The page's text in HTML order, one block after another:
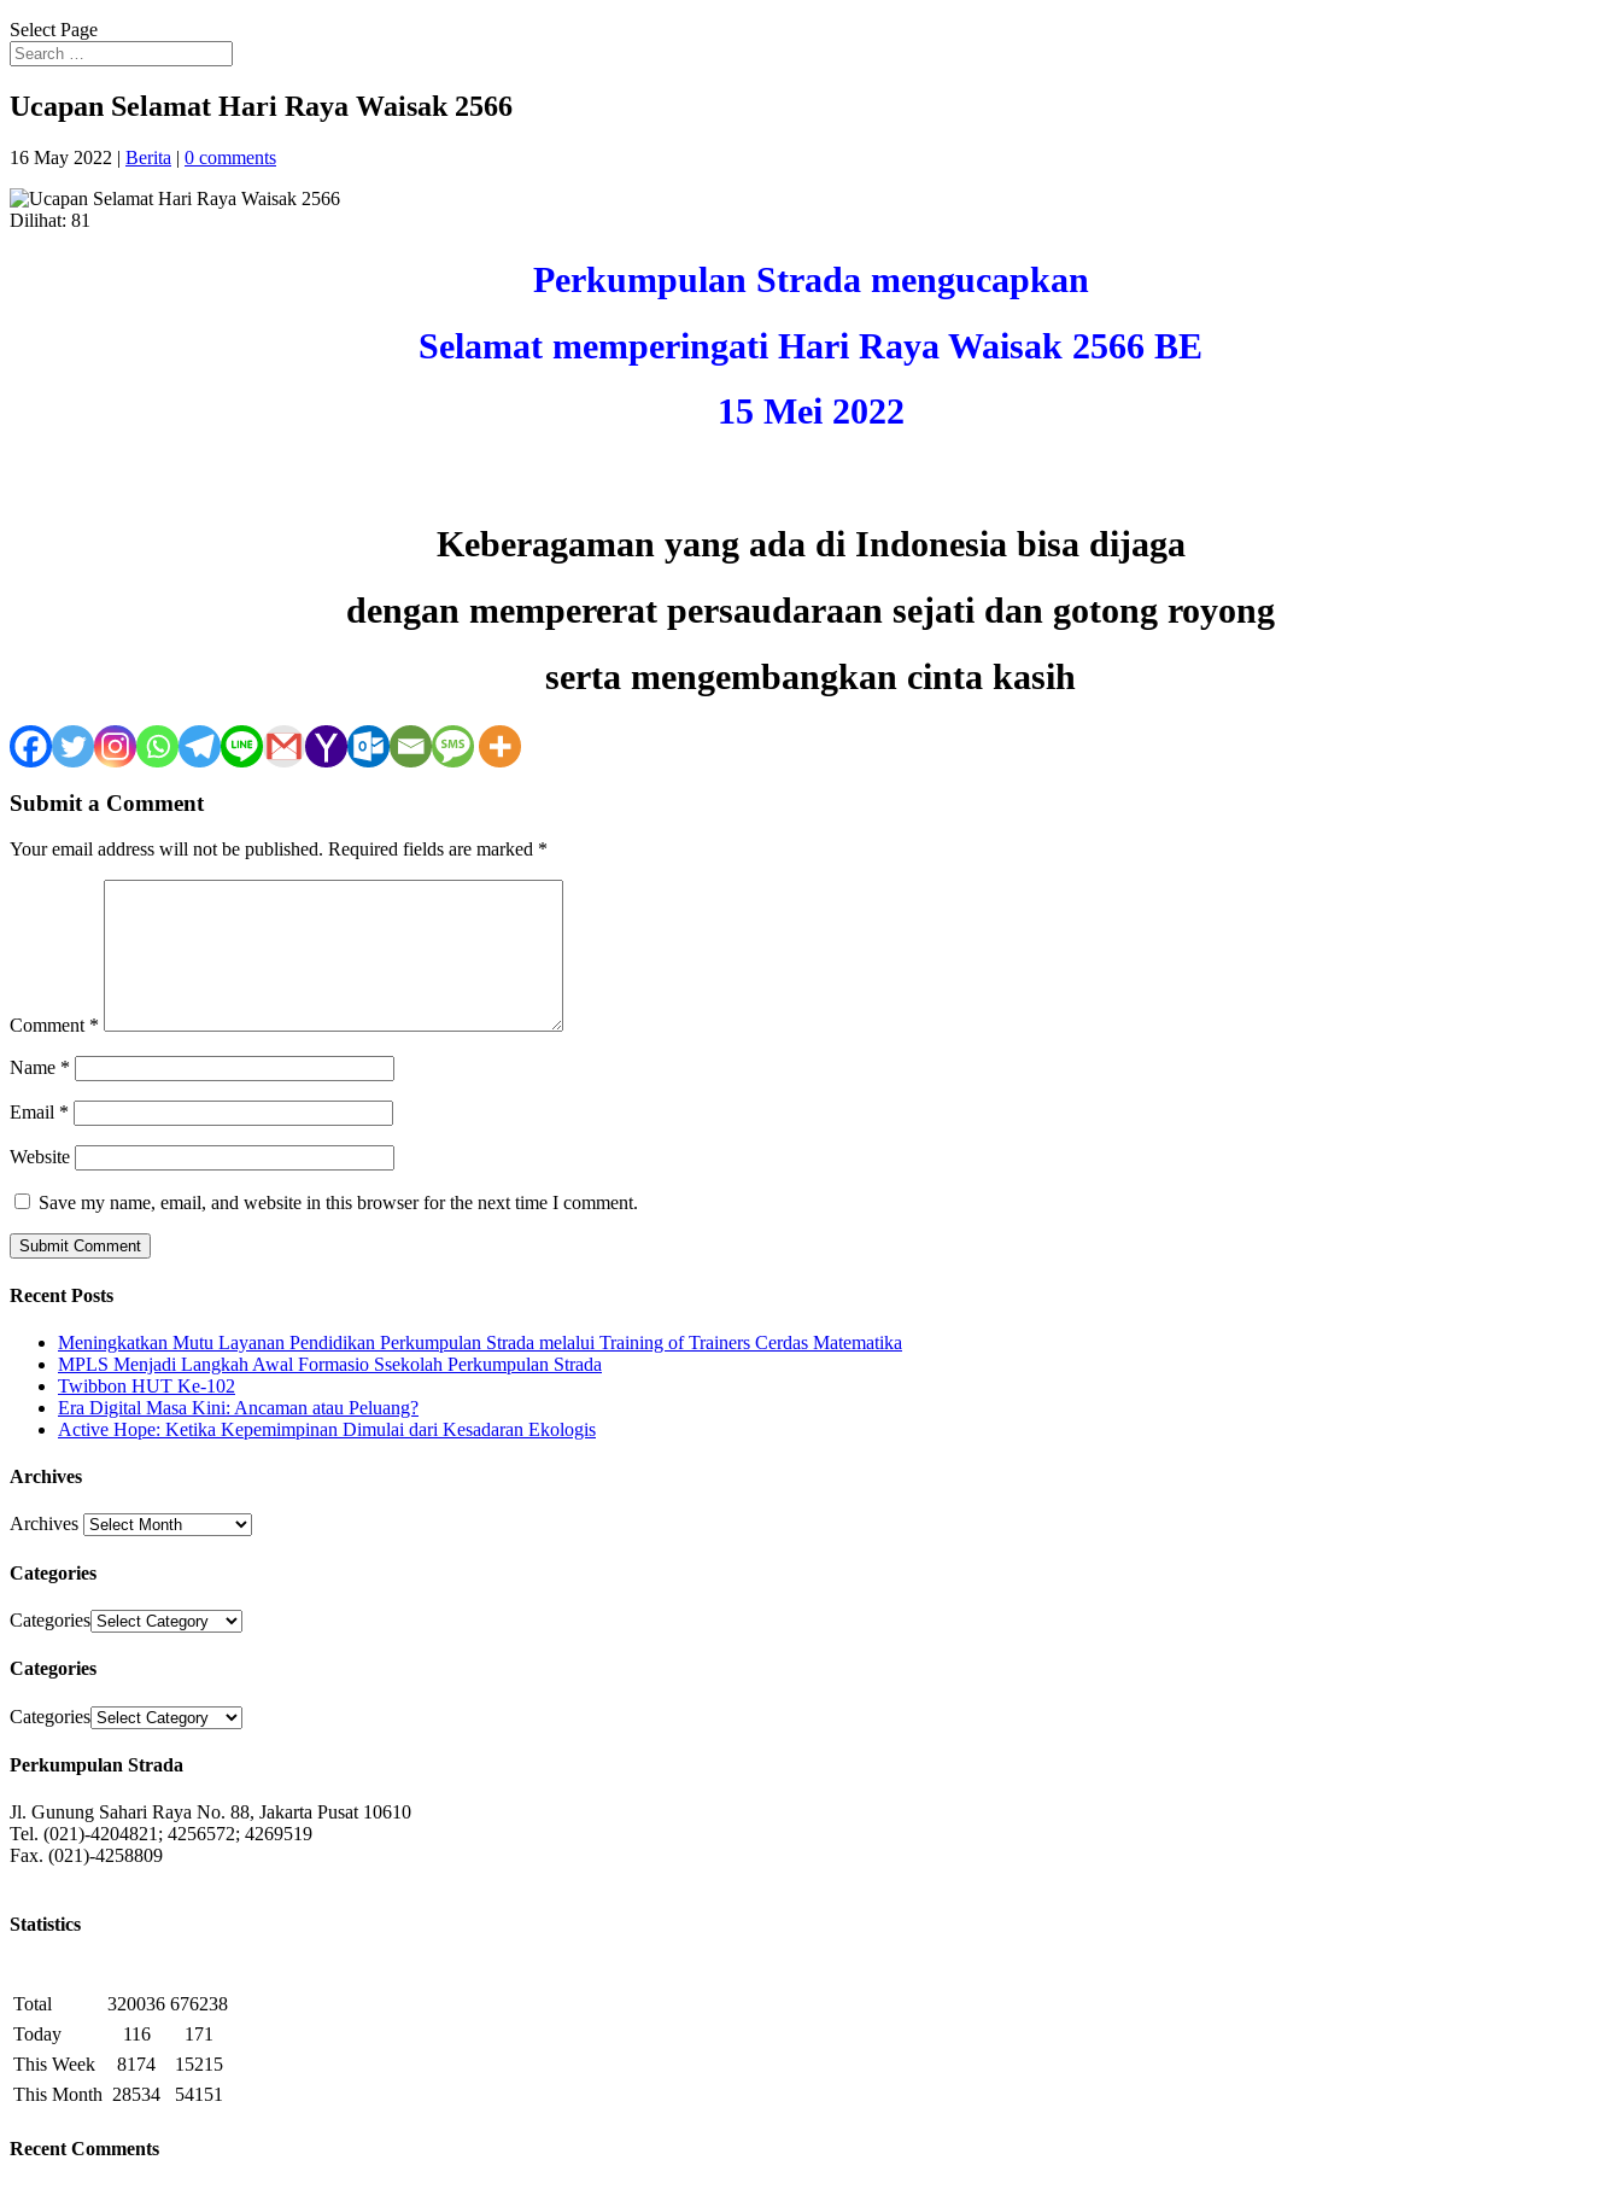
Select Page
Ucapan Selamat Hari Raya Waisak 2566
16 May 2022 | Berita | 0 comments
Dilihat: 81
Perkumpulan Strada mengucapkan
Selamat memperingati Hari Raya Waisak 2566 BE
15 Mei 2022
Keberagaman yang ada di Indonesia bisa dijaga
dengan mempererat persaudaraan sejati dan gotong royong
serta mengembangkan cinta kasih
Submit a Comment
Your email address will not be published. Required fields are marked *
Comment *
Name *
Email *
Website
Save my name, email, and website in this browser for the next time I comment.
Recent Posts
Meningkatkan Mutu Layanan Pendidikan Perkumpulan Strada melalui Training of Trainers Cerdas Matematika
MPLS Menjadi Langkah Awal Formasio Ssekolah Perkumpulan Strada
Twibbon HUT Ke-102
Era Digital Masa Kini: Ancaman atau Peluang?
Active Hope: Ketika Kepemimpinan Dimulai dari Kesadaran Ekologis
Archives
Archives
Categories
Categories
Categories
Categories
Perkumpulan Strada
Jl. Gunung Sahari Raya No. 88, Jakarta Pusat 10610
Tel. (021)-4204821; 4256572; 4269519
Fax. (021)-4258809
Statistics
Total 320036 676238
Today
116
171
This Week
8174
15215
This Month 28534 54151
Recent Comments